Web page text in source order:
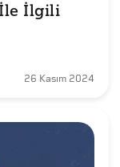
İlgili
26 Kasım 2024